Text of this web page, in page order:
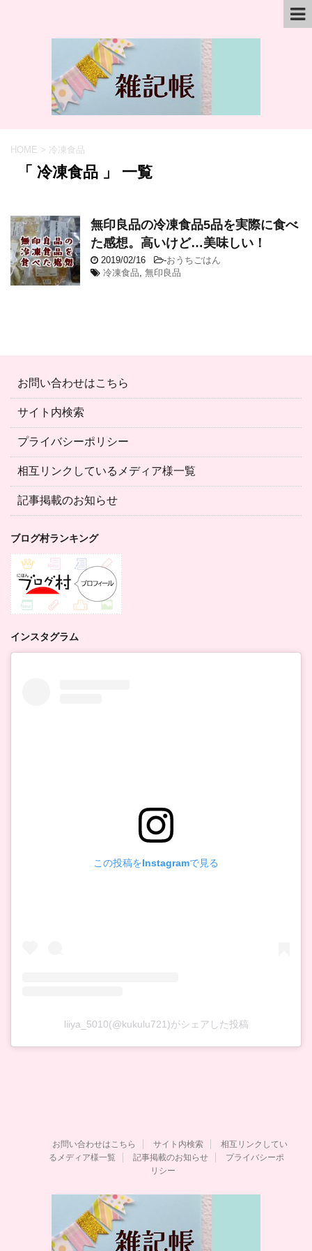
HOME > 冷凍食品
「 冷凍食品 」 一覧
無印良品の冷凍食品5品を実際に食べ
た感想。高いけど…美味しい！
2019/02/16 -おうちごはん
冷凍食品, 無印良品
お問い合わせはこちら
サイト内検索
プライバシーポリシー
相互リンクしているメディア様一覧
記事掲載のお知らせ
ブログ村ランキング
インスタグラム
この投稿をInstagramで見る
liiya_5010(@kukulu721)がシェアした投稿
お問い合わせはこちら サイト内検索
相互リンクしてい
るメディア様一覧
記事掲載のお知らせ
プライバシーポ
リシー